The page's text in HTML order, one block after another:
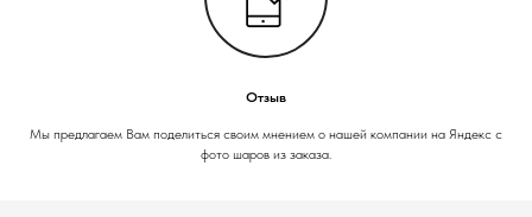
Отзыв
Мы предлагаем Вам поделиться своим мнением о нашей компании на Яндекс с
фото шаров из заказа.